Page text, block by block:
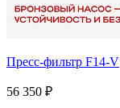
Пресс-фильтр F14-V
56 350 ₽